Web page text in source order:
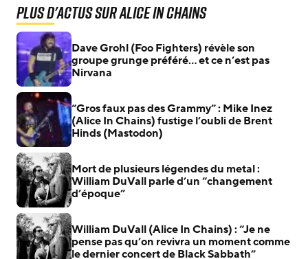
Plus d'actus sur Alice In Chains
Dave Grohl (Foo Fighters) révèle son
groupe grunge préféré… et ce n’est pas
Nirvana
“Gros faux pas des Grammy” : Mike Inez
(Alice In Chains) fustige l’oubli de Brent
Hinds (Mastodon)
Mort de plusieurs légendes du metal :
William DuVall parle d’un “changement
d’époque”
William DuVall (Alice In Chains) : “Je ne
pense pas qu’on revivra un moment comme
le dernier concert de Black Sabbath”